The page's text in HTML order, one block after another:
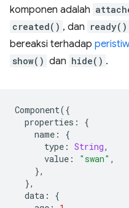
komponen adalah
created() , dan ready()
bereaksi terhadap
show() dan hide() .
Component({
properties :
{
name :
{
type : String,
value : "swan" ,
},
},
data :
{